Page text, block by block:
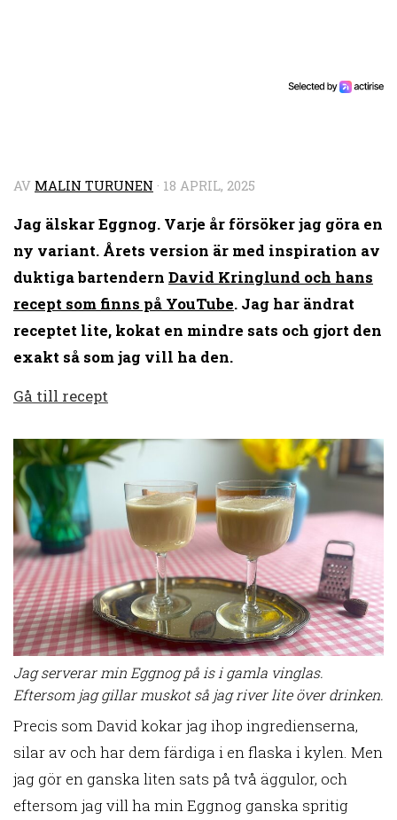
AV MALIN TURUNEN · 18 APRIL, 2025
Jag älskar Eggnog. Varje år försöker jag göra en
ny variant. Årets version är med inspiration av
duktiga bartendern David Kringlund och hans
recept som finns på YouTube. Jag har ändrat
receptet lite, kokat en mindre sats och gjort den
exakt så som jag vill ha den.
Gå till recept
Jag serverar min Eggnog på is i gamla vinglas.
Eftersom jag gillar muskot så jag river lite över drinken.
Precis som David kokar jag ihop ingredienserna,
silar av och har dem färdiga i en flaska i kylen. Men
jag gör en ganska liten sats på två äggulor, och
eftersom jag vill ha min Eggnog ganska spritig